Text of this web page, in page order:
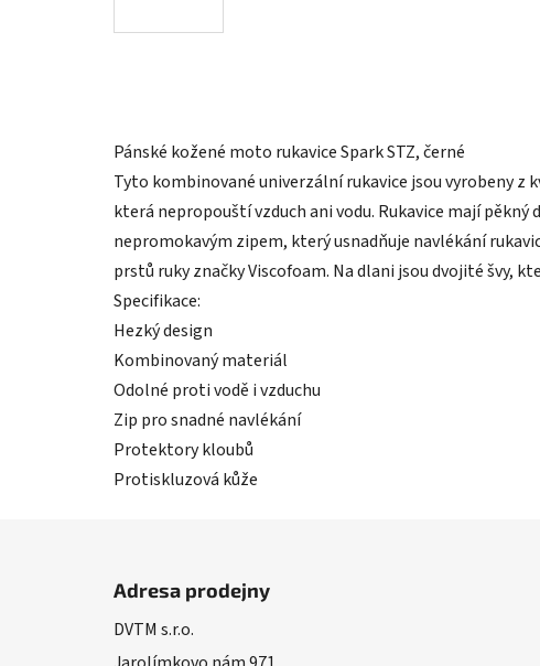
Pánské kožené moto rukavice Spark STZ, černé
Tyto kombinované univerzální rukavice jsou vyrobeny z
která nepropouští vzduch ani vodu. Rukavice mají pěkný
nepromokavým zipem, který usnadňuje navlékání
prstů ruky značky Viscofoam. Na dlani jsou dvojité švy,
Specifikace:
Hezký design
Kombinovaný materiál
Odolné proti vodě i vzduchu
Zip pro snadné navlékání
Protektory kloubů
Protiskluzová kůže
Adresa prodejny
DVTM s.r.o.